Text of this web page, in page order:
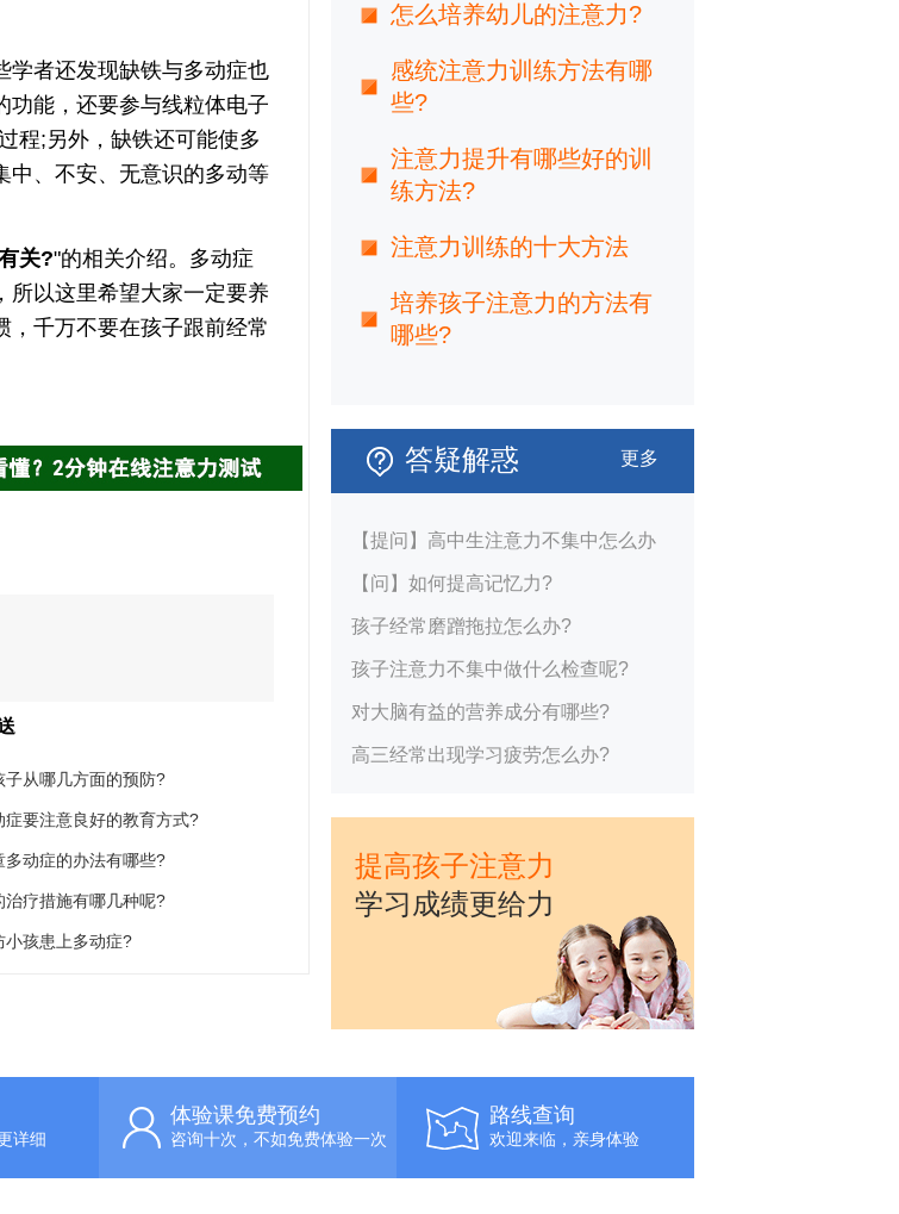
者还发现缺铁与多动症也
功能，还要参与线粒体电子
程;另外，缺铁还可能使多
中、不安、无意识的多动等
关?"的相关介绍。多动症
所以这里希望大家一定要养
，千万不要在孩子跟前经常
子从哪几方面的预防?
症要注意良好的教育方式?
多动症的办法有哪些?
治疗措施有哪几种呢?
小孩患上多动症?
怎么培养幼儿的注意力?
感统注意力训练方法有哪
些?
注意力提升有哪些好的训
练方法?
注意力训练的十大方法
培养孩子注意力的方法有
哪些?
答疑解惑 更多
【提问】高中生注意力不集中怎么办
【问】如何提高记忆力?
孩子经常磨蹭拖拉怎么办?
孩子注意力不集中做什么检查呢?
对大脑有益的营养成分有哪些?
高三经常出现学习疲劳怎么办?
提高孩子注意力
学习成绩更给力
详细
体验课免费预约
咨询十次，不如免费体验一次
路线查询
欢迎来临，亲身体验